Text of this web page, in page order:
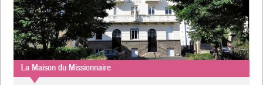
La Maison du Missionnaire